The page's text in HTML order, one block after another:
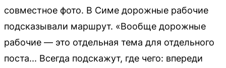
совместное фото. В Симе дорожные рабочие
подсказывали маршрут. «Вообще дорожные
рабочие — это отдельная тема для отдельного
поста... Всегда подскажут, где чего: впереди